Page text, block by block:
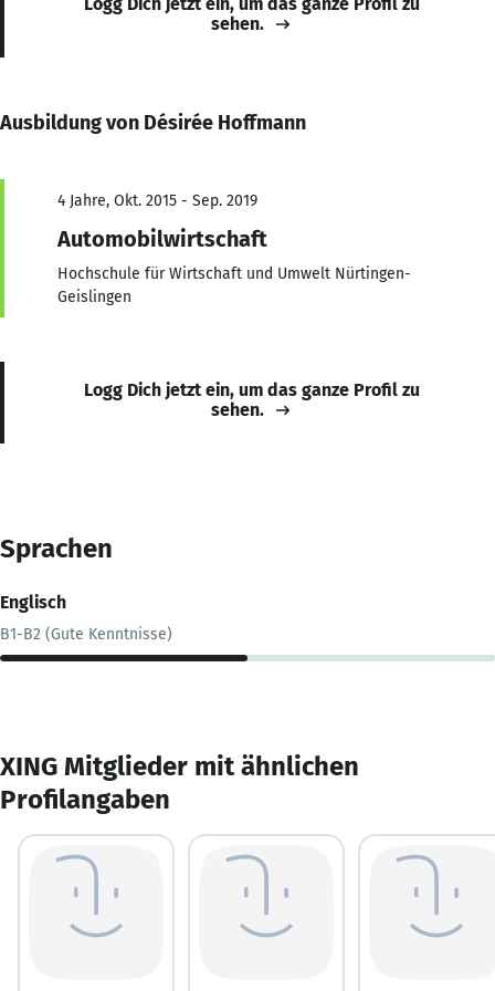
sehen.
Ausbildung von Désirée Hoffmann
4 Jahre, Okt. 2015 - Sep. 2019
Automobilwirtschaft
Hochschule für Wirtschaft und Umwelt Nürtingen-
Geislingen
Logg Dich jetzt ein, um das ganze Profil zu
sehen.
Sprachen
Englisch
B1-B2 (Gute Kenntnisse)
XING Mitglieder mit ähnlichen
Profilangaben